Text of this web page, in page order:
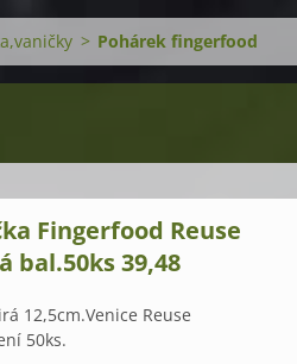
> Pohárek fingerfood
Fingerfood Reuse
bal.50ks 39,48
12,5cm.Venice Reuse
50ks.